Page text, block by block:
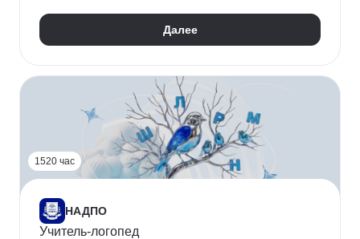
Далее
1520 час
НАДПО
Учитель-логопед